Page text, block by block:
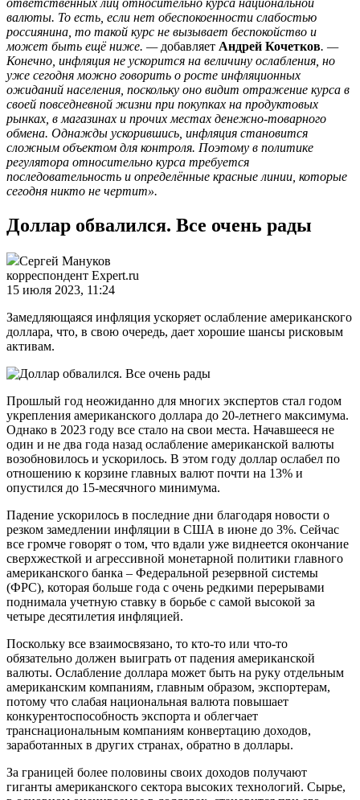
валюты. То есть, если нет обеспокоенности слабостью
россиянина, то такой курс не вызывает беспокойство и
может быть ещё ниже. —добавляет Андрей Кочетков. —
Конечно, инфляция не ускорится на величину ослабления, но
уже сегодня можно говорить о росте инфляционных
ожиданий населения, поскольку оно видит отражение курса в
своей повседневной жизни при покупках на продуктовых
рынках, в магазинах и прочих местах денежно-товарного
обмена. Однажды ускорившись, инфляция становится
сложным объектом для контроля. Поэтому в политике
регулятора относительно курса требуется
последовательность и определённые красные линии, которые
сегодня никто не чертит».
Доллар обвалился. Все очень рады
Сергей Мануков
корреспондент Expert.ru
15 июля 2023, 11:24
Замедляющаяся инфляция ускоряет ослабление американского
доллара, что, в свою очередь, дает хорошие шансы рисковым
активам.
Прошлый год неожиданно для многих экспертов стал годом
укрепления американского доллара до 20-летнего максимума.
Однако в 2023 году все стало на свои места. Начавшееся не
один и не два года назад ослабление американской валюты
возобновилось и ускорилось. В этом году доллар ослабел по
отношению к корзине главных валют почти на 13% и
опустился до 15-месячного минимума.
Падение ускорилось в последние дни благодаря новости о
резком замедлении инфляции в США в июне до 3%. Сейчас
все громче говорят о том, что вдали уже виднеется окончание
сверхжесткой и агрессивной монетарной политики главного
американского банка – Федеральной резервной системы
(ФРС), которая больше года с очень редкими перерывами
поднимала учетную ставку в борьбе с самой высокой за
четыре десятилетия инфляцией.
Поскольку все взаимосвязано, то кто-то или что-то
обязательно должен выиграть от падения американской
валюты. Ослабление доллара может быть на руку отдельным
американским компаниям, главным образом, экспортерам,
потому что слабая национальная валюта повышает
конкурентоспособность экспорта и облегчает
транснациональным компаниям конвертацию доходов,
заработанных в других странах, обратно в доллары.
За границей более половины своих доходов получают
гиганты американского сектора высоких технологий. Сырье,